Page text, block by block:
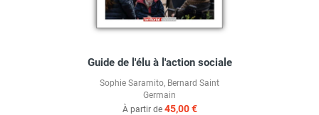
Guide de l'élu à l'action sociale
Sophie Saramito, Bernard Saint
Germain
À partir de 45,00 €